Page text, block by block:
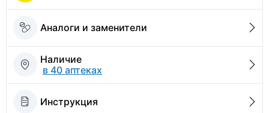
Аналоги и заменители
Наличие
в 40 аптеках
Инструкция